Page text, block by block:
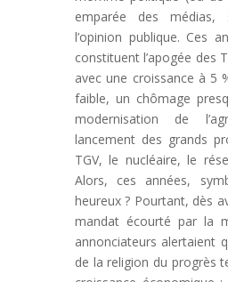
emparée des
l’opinion publique. Ces
constituent l’apogée des
avec une croissance à 5
faible, un chômage
modernisation de
lancement des grands
TGV, le nucléaire, le
Alors, ces années,
heureux ? Pourtant, dès
mandat écourté par la
annonciateurs alertaient
de la religion du progrès